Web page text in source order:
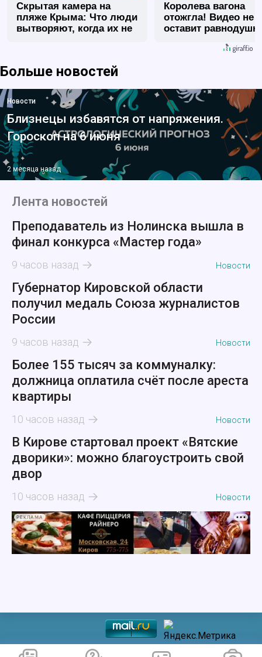
Скрытая камера на
пляже Крыма: Что люди
вытворяют, когда их не
Королева вагона
отожгла! Видео не
оставит
Больше новостей
Новости
Близнецы избавятся от напряжения.
Гороскоп на 6 июня
2 месяца назад
Лента новостей
Преподаватель из Нолинска вышла в
финал конкурса «Мастер года»
9 часов назад Новости
Губернатор Кировской области
получил медаль Союза журналистов
России
9 часов назад Новости
Более 155 тысяч за коммуналку:
должница оплатила счёт после ареста
квартиры
10 часов назад Новости
В Кирове стартовал проект «Вятские
дворики»: можно благоустроить свой
двор
10 часов назад Новости
РЕКЛАМА